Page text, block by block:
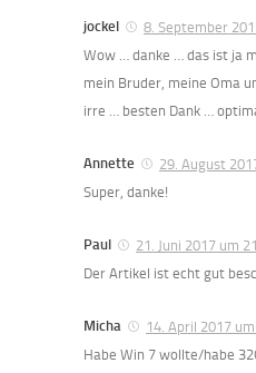
jockel
8. September
Wow … danke … das ist ja
mein Bruder, meine Oma
irre … besten Dank …
Annette
29. August
Super, danke!
Paul
21. Juni 2017 um
Der Artikel ist echt gut
Micha
14. April 2017
Habe Win 7 wollte/habe